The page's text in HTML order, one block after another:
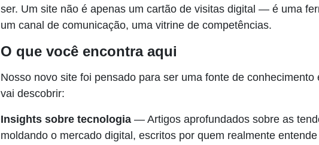
ser. Um site não é apenas um cartão de visitas digital — é uma
um canal de comunicação, uma vitrine de competências.
O que você encontra aqui
Nosso novo site foi pensado para ser uma fonte de conhecimento
vai descobrir:
Insights sobre tecnologia — Artigos aprofundados sobre as
moldando o mercado digital, escritos por quem realmente